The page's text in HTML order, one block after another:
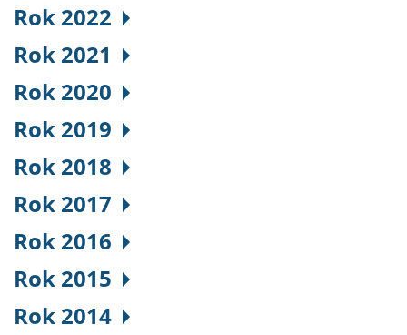
Rok 2022
Rok 2021
Rok 2020
Rok 2019
Rok 2018
Rok 2017
Rok 2016
Rok 2015
Rok 2014